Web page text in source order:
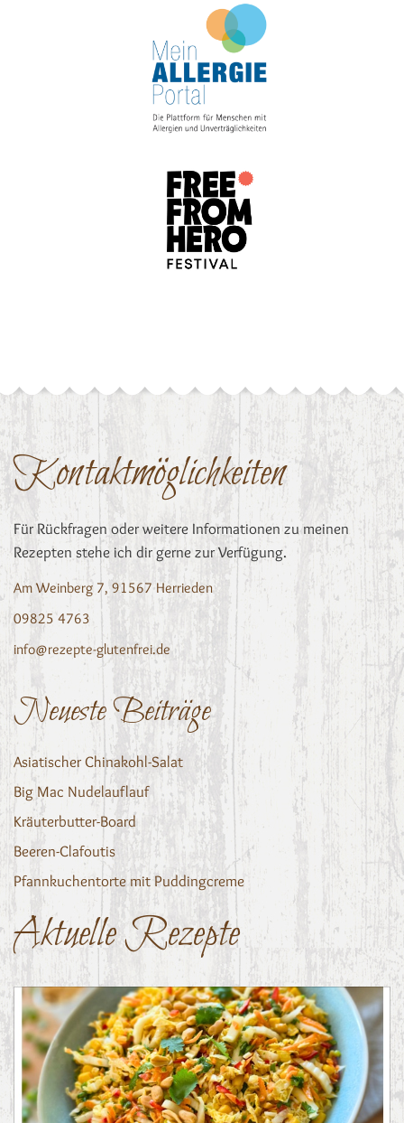
Kontaktmöglichkeiten
Für Rückfragen oder weitere Informationen zu meinen
Rezepten stehe ich dir gerne zur Verfügung.
Am Weinberg 7, 91567 Herrieden
09825 4763
info@rezepte-glutenfrei.de
Neueste Beiträge
Asiatischer Chinakohl-Salat
Big Mac Nudelauflauf
Kräuterbutter-Board
Beeren-Clafoutis
Pfannkuchentorte mit Puddingcreme
Aktuelle Rezepte